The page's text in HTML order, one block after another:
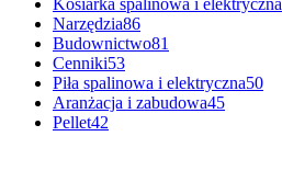
Kosiarka spalinowa i elektryczna
Narzędzia86
Budownictwo81
Cenniki53
Piła spalinowa i elektryczna50
Aranżacja i zabudowa45
Pellet42